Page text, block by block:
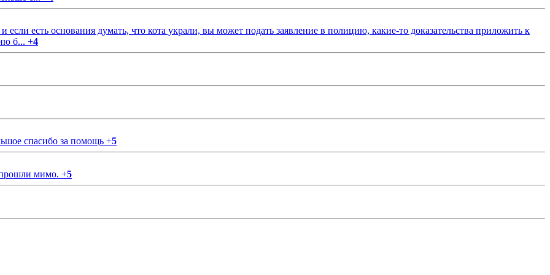
есть основания думать, что кота украли, вы может подать заявление в полицию, какие-то доказательства приложить к
б... +4
спасибо за помощь +5
мимо. +5